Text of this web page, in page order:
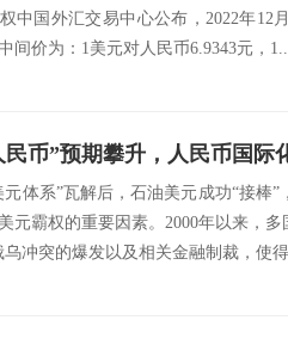
中国外汇交易中心公布，2022年12
间价为：1美元对人民币6.9343元，
民币”预期攀升，人民币国际
元体系”瓦解后，石油美元成功“接棒”
元霸权的重要因素。2000年以来，
乌冲突的爆发以及相关金融制裁，使